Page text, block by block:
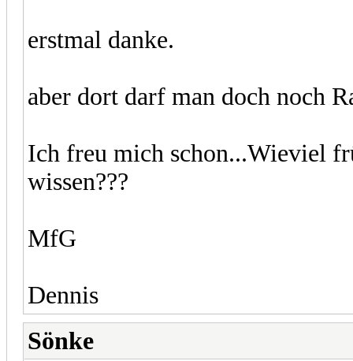
erstmal danke.
aber dort darf man doch noch
Ich freu mich schon...Wieviel
wissen???
MfG
Dennis
Sönke